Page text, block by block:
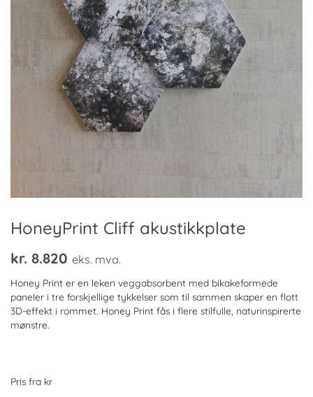
HoneyPrint Cliff akustikkplate
kr. 8.820 eks. mva.
Honey Print er en leken veggabsorbent med bikakeformede
paneler i tre forskjellige tykkelser som til sammen skaper en flott
3D-effekt i rommet. Honey Print fås i flere stilfulle, naturinspirerte
mønstre.
Pris fra kr